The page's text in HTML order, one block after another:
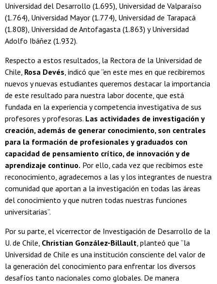
Universidad del Desarrollo (1.695), Universidad de Valparaíso
(1.764), Universidad Mayor (1.774), Universidad de Tarapacá
(1.808), Universidad de Antofagasta (1.863) y Universidad
Adolfo Ibáñez (1.932).
Respecto a estos resultados, la Rectora de la Universidad de
Chile, Rosa Devés, indicó que “en este mes en que recibiremos
nuevos y nuevas estudiantes queremos destacar la importancia
de este resultado para nuestra labor docente, que está
fundada en la experiencia y competencia investigativa de sus
profesores y profesoras. Las actividades de investigación y
creación, además de generar conocimiento, son centrales
para la formación de profesionales y graduados con
capacidad de pensamiento crítico, de innovación y de
aprendizaje continuo. Por ello, cada vez que recibimos este
reconocimiento, agradecemos a las y los integrantes de nuestra
comunidad que aportan a la investigación en todas las áreas
del conocimiento y que nutren todas nuestras funciones
universitarias”.
Por su parte, el vicerrector de Investigación de Desarrollo de la
U. de Chile, Christian González-Billault, planteó que “la
Universidad de Chile es una institución consciente del valor de
la generación del conocimiento para enfrentar los diversos
desafíos tanto nacionales como globales. De manera